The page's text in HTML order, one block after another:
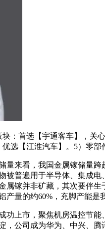
选【宇通客车】，关心
选【江淮汽车】。5）零
看，我国金属镓储量跨
被普遍用于半导体、集成
属镓并非矿藏，其次要伴
产量的约60%，充脚产能是
上市，聚焦机房温控节能
公司成为华为、中兴、